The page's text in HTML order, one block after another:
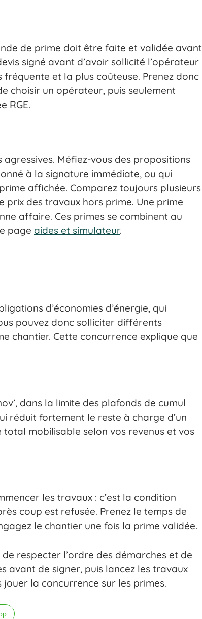
de prime doit être faite et validée avant
signé avant d’avoir sollicité l’opérateur
et la plus coûteuse. Prenez donc
choisir un opérateur, puis seulement
RGE.
Méfiez-vous des propositions
à la signature immédiate, ou qui
affichée. Comparez toujours plusieurs
des travaux hors prime. Une prime
affaire. Ces primes se combinent au
page aides et simulateur.
d’économies d’énergie, qui
pouvez donc solliciter différents
chantier. Cette concurrence explique que
dans la limite des plafonds de cumul
réduit fortement le reste à charge d’un
mobilisable selon vos revenus et vos
les travaux : c’est la condition
coup est refusée. Prenez le temps de
le chantier une fois la prime validée.
respecter l’ordre des démarches et de
avant de signer, puis lancez les travaux
jouer la concurrence sur les primes.